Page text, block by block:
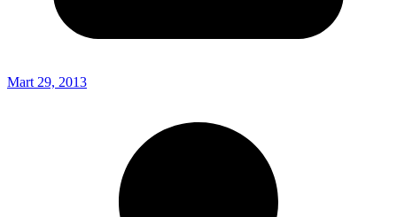
Mart 29, 2013